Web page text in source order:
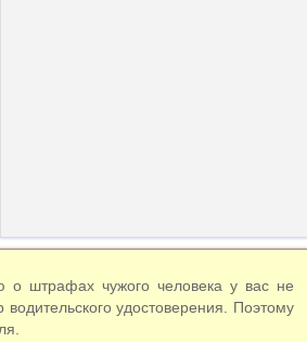
о штрафах чужого человека у вас не
удостоверения. Поэтому